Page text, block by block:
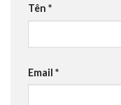
Tên *
Email *